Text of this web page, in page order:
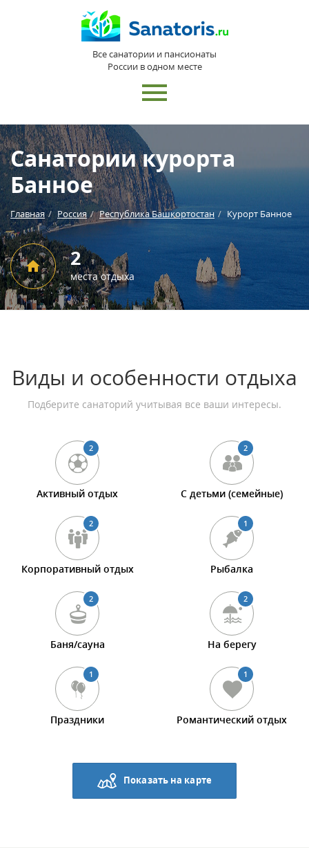
Все санатории и пансионаты
России в одном месте
Санатории курорта
Банное
Главная Россия Республика Башкортостан Курорт Банное
2
места отдыха
Виды и особенности отдыха
Подберите санаторий учитывая все ваши интересы.
2
Активный отдых
2
С детьми (семейные)
2
Корпоративный отдых
1
Рыбалка
2
Баня/сауна
2
На берегу
1
Праздники
1
Романтический отдых
Показать на карте